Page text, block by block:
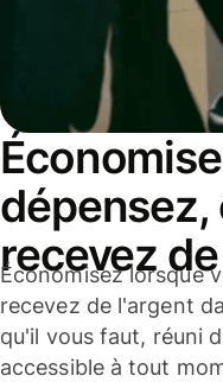
dépensez,
recevez
Économisez lorsque
recevez de l'argent
qu'il vous faut, réuni
accessible à tout